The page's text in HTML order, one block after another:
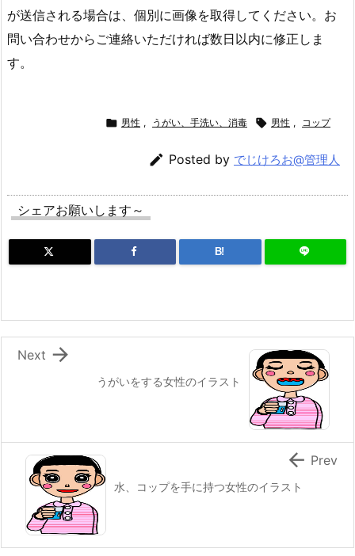
が送信される場合は、個別に画像を取得してください。お
問い合わせからご連絡いただければ数日以内に修正しま
す。
 男性 , うがい、手洗い、消毒  男性 , コップ
 Posted by でじけろお@管理人
シェアお願いします～
B!
うがいをする女性のイラスト

Next
水、コップを手に持つ女性のイラスト
 Prev